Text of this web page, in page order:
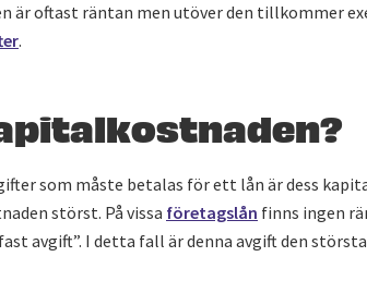
är oftast räntan men utöver den tillkommer
.
som måste betalas för ett lån är dess
störst. På vissa företagslån finns ingen
avgift”. I detta fall är denna avgift den